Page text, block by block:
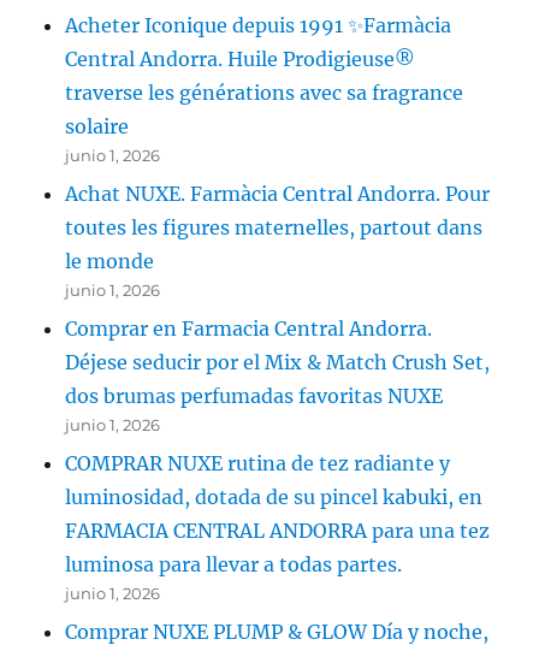
Acheter Iconique depuis 1991 ✨Farmàcia
Central Andorra. Huile Prodigieuse®
traverse les générations avec sa fragrance
solaire
junio 1, 2026
Achat NUXE. Farmàcia Central Andorra. Pour
toutes les figures maternelles, partout dans
le monde
junio 1, 2026
Comprar en Farmacia Central Andorra.
Déjese seducir por el Mix & Match Crush Set,
dos brumas perfumadas favoritas NUXE
junio 1, 2026
COMPRAR NUXE rutina de tez radiante y
luminosidad, dotada de su pincel kabuki, en
FARMACIA CENTRAL ANDORRA para una tez
luminosa para llevar a todas partes.
junio 1, 2026
Comprar NUXE PLUMP & GLOW Día y noche,